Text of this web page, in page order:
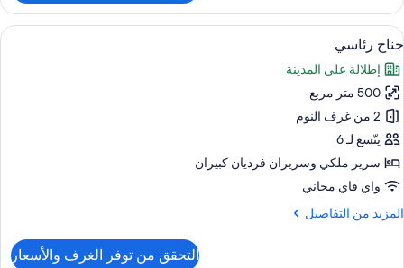
جناح
بريميم
(Ambassador,
Lounge
Access)
استعراض
جميع
صور
جناح
رئاسي
9
جناح رئاسي
إطلالة على المدينة
500 متر مربع
2 من غرف النوم
يتّسع لـ 6
سرير ملكي‫‬ وسريران فرديان كبيران
واي فاي مجاني
المزيد من التفاصيل
المزيد
التحقق من توفر الغرف والأسعار